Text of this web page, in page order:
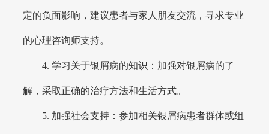
定的负面影响，建议患者与家人朋友交流，寻求专业
的心理咨询师支持。
4. 学习关于银屑病的知识：加强对银屑病的了
解，采取正确的治疗方法和生活方式。
5. 加强社会支持：参加相关银屑病患者群体或组